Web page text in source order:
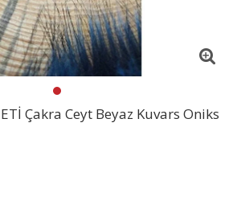
Çakra Ceyt Beyaz Kuvars Oniks